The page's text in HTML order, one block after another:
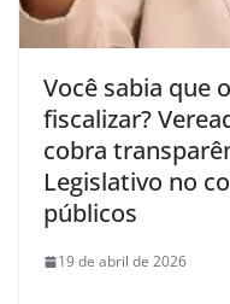
Você sabia que
fiscalizar?
cobra
Legislativo no
públicos
19 de abril de 2026